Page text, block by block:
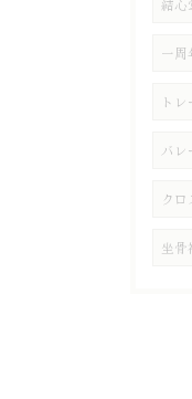
結心
一周
ト
バレ
ク
坐骨